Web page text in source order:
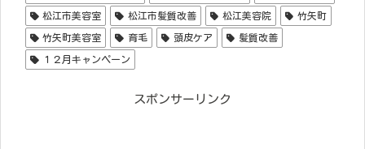
松江市美容室 松江市髪質改善 松江美容院 竹矢町
竹矢町美容室 育毛 頭皮ケア 髪質改善
１２月キャンペーン
スポンサーリンク